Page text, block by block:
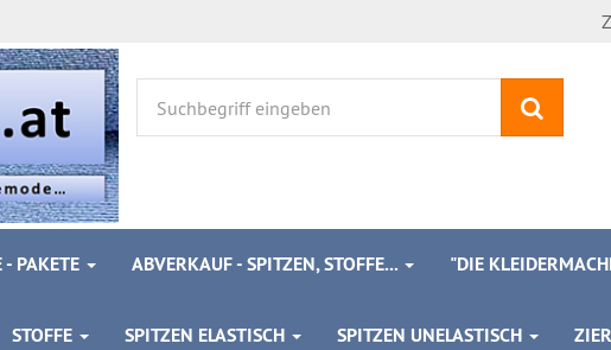
PAKETE ABVERKAUF - SPITZEN, STOFFE... "DIE
STOFFE SPITZEN ELASTISCH SPITZEN UNELASTISCH